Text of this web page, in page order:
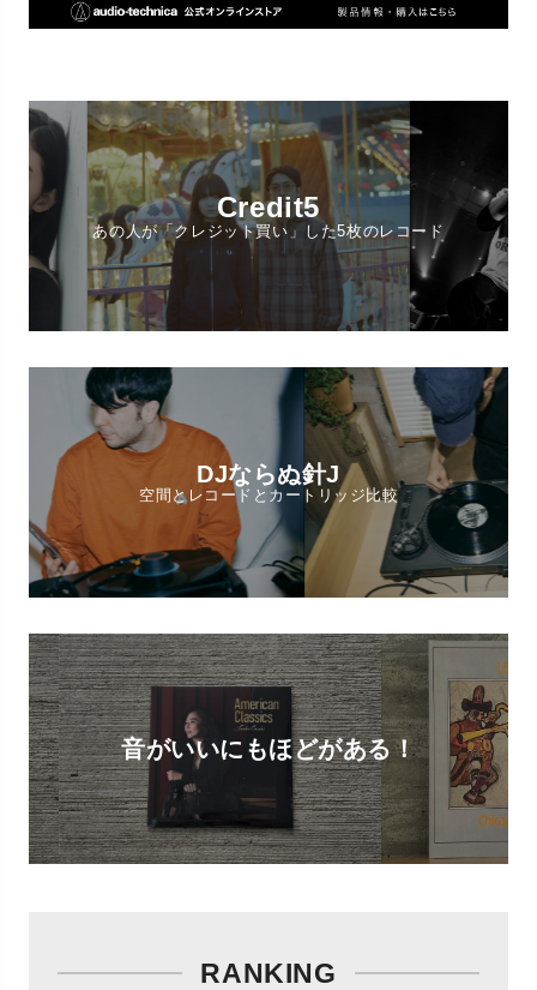
Credit5
あの人が「クレジット買い」した5枚のレコード
DJならぬ針J
空間とレコードとカートリッジ比較
音がいいにもほどがある！
RANKING